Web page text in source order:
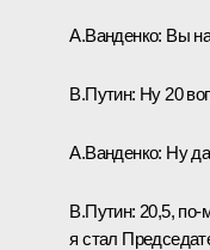
А.Ванденко: Вы
В.Путин: Ну 20
А.Ванденко: Ну
В.Путин: 20,5,
я стал